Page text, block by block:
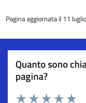
Pagina aggiornata il 11
Quanto sono
pagina?
Esprimi una valutazione